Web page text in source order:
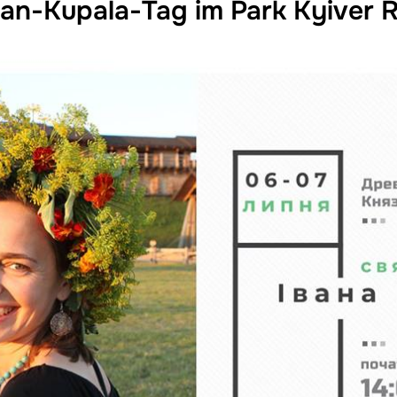
Kupala-Tag im Park Kyiver